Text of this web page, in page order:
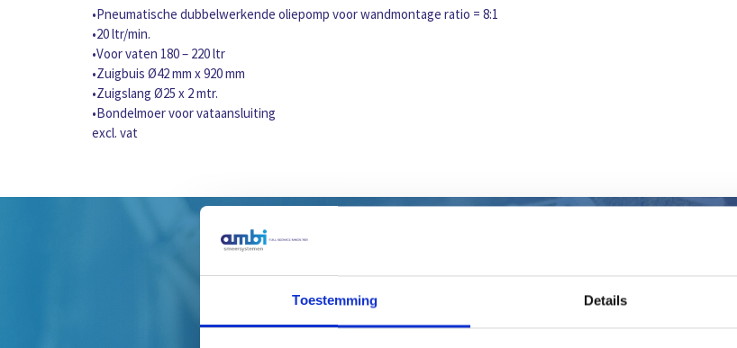
Toestemming Details
•Pneumatische dubbelwerkende oliepomp voor wandmontage ratio = 8:1
•20 ltr/min.
•Voor vaten 180 – 220 ltr
•Zuigbuis Ø42 mm x 920 mm
•Zuigslang Ø25 x 2 mtr.
•Bondelmoer voor vataansluiting
excl. vat
Heb je persoonlijk advies
Laat ons jou